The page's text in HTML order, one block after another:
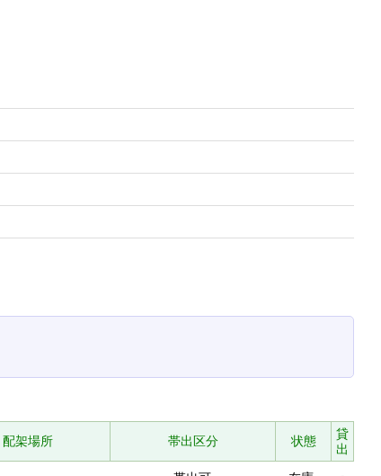
配架場所 帯出区分 状態
貸
出